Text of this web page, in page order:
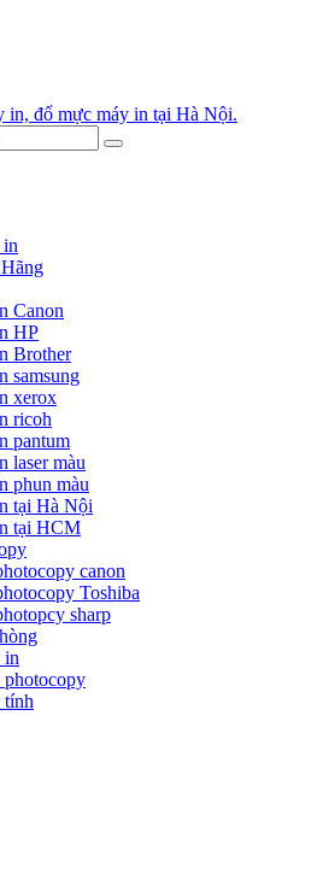
Canon
HP
Brother
samsung
xerox
ricoh
pantum
laser màu
phun màu
tại Hà Nội
tại HCM
canon
Toshiba
sharp
in
tính